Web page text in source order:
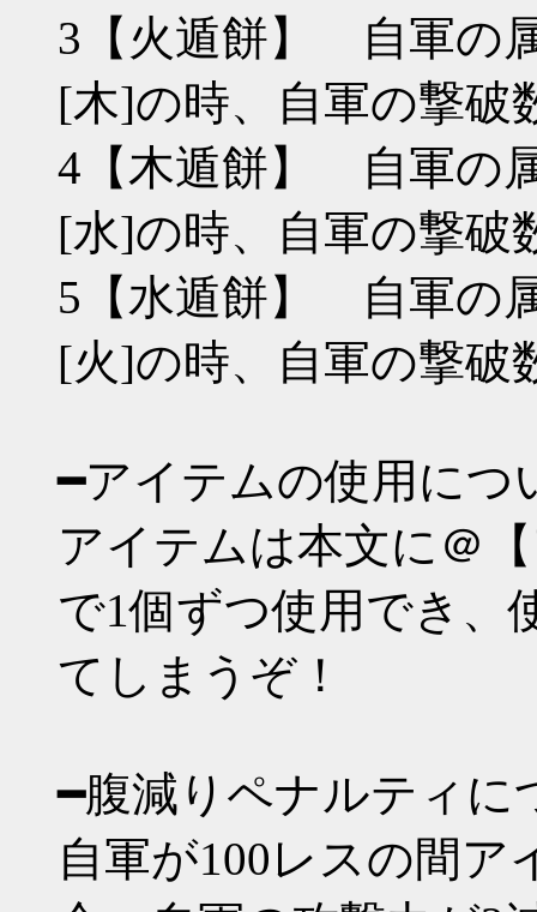
3【火遁餅】 自軍の
[木]の時、自軍の撃破
4【木遁餅】 自軍の
[水]の時、自軍の撃破
5【水遁餅】 自軍の
[火]の時、自軍の撃破
━アイテムの使用に
アイテムは本文に＠
で1個ずつ使用でき、
てしまうぞ！
━腹減りペナルティ
自軍が100レスの間